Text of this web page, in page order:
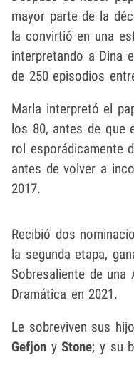
mayor parte de la
la convirtió en una
interpretando a Dina
de 250 episodios
Marla interpretó el
los 80, antes de que
rol esporádicamente
antes de volver a
2017.
Recibió dos
la segunda etapa,
Sobresaliente de una
Dramática en 2021.
Le sobreviven sus
Gefjon yStone; y su